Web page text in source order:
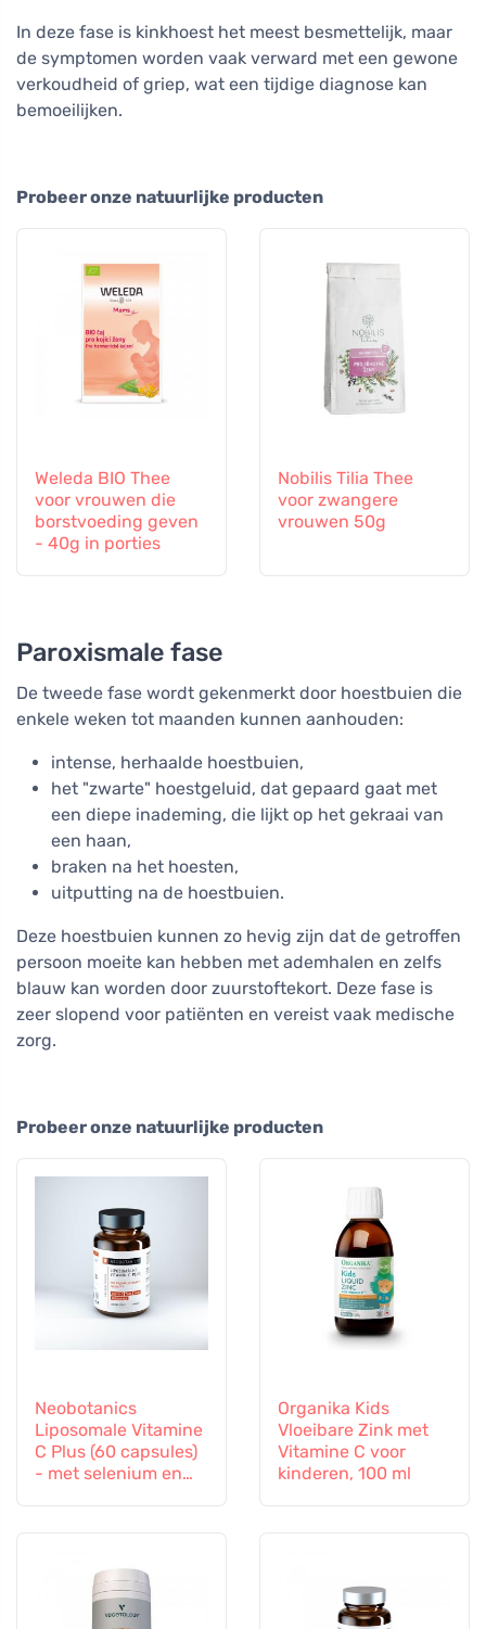
In deze fase is kinkhoest het meest besmettelijk, maar
de symptomen worden vaak verward met een gewone
verkoudheid of griep, wat een tijdige diagnose kan
bemoeilijken.
Probeer onze natuurlijke producten
Weleda BIO Thee
voor vrouwen die
borstvoeding geven
- 40g in porties
Nobilis Tilia Thee
voor zwangere
vrouwen 50g
Paroxismale fase
De tweede fase wordt gekenmerkt door hoestbuien die
enkele weken tot maanden kunnen aanhouden:
intense, herhaalde hoestbuien,
het "zwarte" hoestgeluid, dat gepaard gaat met
een diepe inademing, die lijkt op het gekraai van
een haan,
braken na het hoesten,
uitputting na de hoestbuien.
Deze hoestbuien kunnen zo hevig zijn dat de getroffen
persoon moeite kan hebben met ademhalen en zelfs
blauw kan worden door zuurstoftekort. Deze fase is
zeer slopend voor patiënten en vereist vaak medische
zorg.
Probeer onze natuurlijke producten
Neobotanics
Liposomale Vitamine
C Plus (60 capsules)
- met selenium en
Organika Kids
Vloeibare Zink met
Vitamine C voor
kinderen, 100 ml